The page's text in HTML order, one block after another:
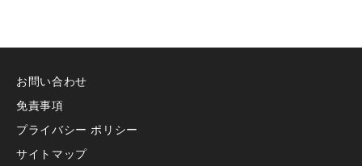
お問い合わせ
免責事項
プライバシー ポリシー
サイトマップ